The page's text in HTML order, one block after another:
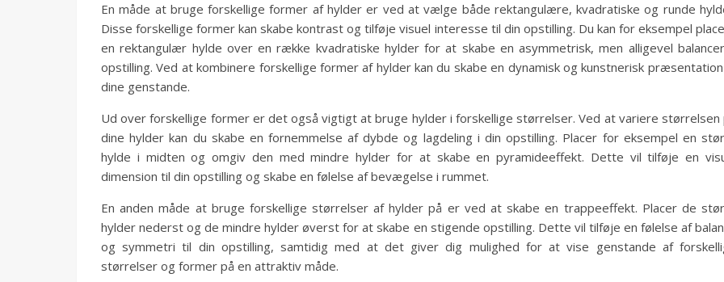
En måde at bruge forskellige former af hylder er ved at vælge både rektangulære, kvadratiske og runde
Disse forskellige former kan skabe kontrast og tilføje visuel interesse til din opstilling. Du kan for eksempel
en rektangulær hylde over en række kvadratiske hylder for at skabe en asymmetrisk, men alligevel
opstilling. Ved at kombinere forskellige former af hylder kan du skabe en dynamisk og kunstnerisk
dine genstande.
Ud over forskellige former er det også vigtigt at bruge hylder i forskellige størrelser. Ved at variere størrelsen
dine hylder kan du skabe en fornemmelse af dybde og lagdeling i din opstilling. Placer for eksempel en
hylde i midten og omgiv den med mindre hylder for at skabe en pyramideeffekt. Dette vil tilføje en
dimension til din opstilling og skabe en følelse af bevægelse i rummet.
En anden måde at bruge forskellige størrelser af hylder på er ved at skabe en trappeeffekt. Placer de
hylder nederst og de mindre hylder øverst for at skabe en stigende opstilling. Dette vil tilføje en følelse af
og symmetri til din opstilling, samtidig med at det giver dig mulighed for at vise genstande af
størrelser og former på en attraktiv måde.